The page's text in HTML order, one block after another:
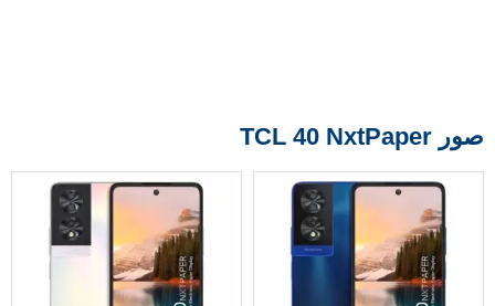
صور TCL 40 NxtPaper